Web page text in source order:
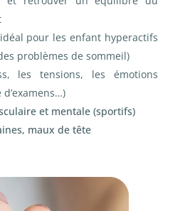
pour les enfant hyperactifs
problèmes de sommeil)
les tensions, les émotions
et mentale (sportifs)
maux de tête